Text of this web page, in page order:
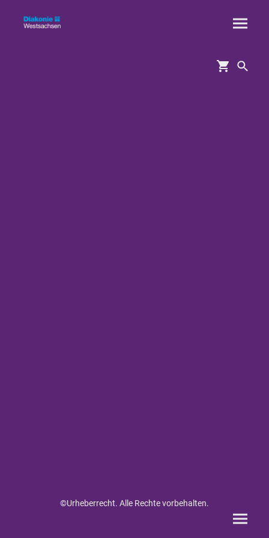
©Urheberrecht. Alle Rechte vorbehalten.